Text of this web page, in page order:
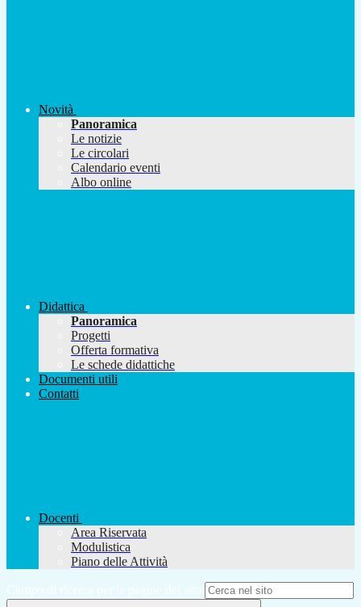
Novità
Panoramica
Le notizie
Le circolari
Calendario eventi
Albo online
Didattica
Panoramica
Progetti
Offerta formativa
Le schede didattiche
Documenti utili
Contatti
Docenti
Area Riservata
Modulistica
Piano delle Attività